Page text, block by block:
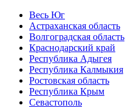
Весь Юг
Астраханская область
Волгоградская область
Краснодарский край
Республика Адыгея
Республика Калмыкия
Ростовская область
Республика Крым
Севастополь